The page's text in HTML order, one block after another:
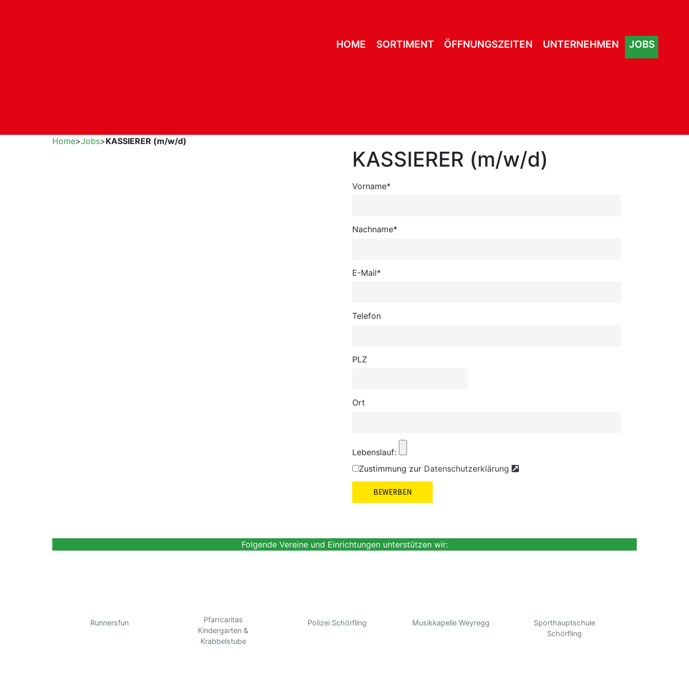
HOME SORTIMENT ÖFFNUNGSZEITEN UNTERNEHMEN JOBS
Home>Jobs>KASSIERER (m/w/d)
KASSIERER (m/w/d)
Vorname*
Nachname*
E-Mail*
Telefon
PLZ
Ort
Lebenslauf:
Zustimmung zur Datenschutzerklärung
Folgende Vereine und Einrichtungen unterstützen wir:
Runnersfun
Pfarrcaritas
Kindergarten &
Krabbelstube
Polizei Schörfling Musikkapelle Weyregg
Sporthauptschule
Schörfling